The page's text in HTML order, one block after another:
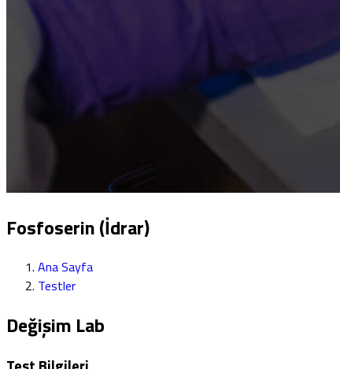
Fosfoserin (İdrar)
Ana Sayfa
Testler
Değişim Lab